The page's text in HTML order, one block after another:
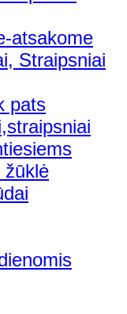
atsakome
Straipsniai
pats
žūklė